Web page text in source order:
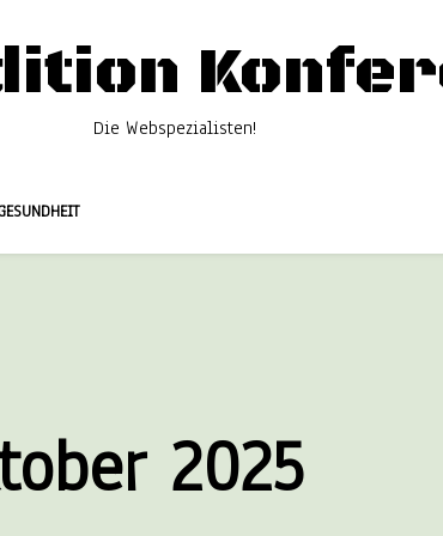
Die Webspezialisten!
2025